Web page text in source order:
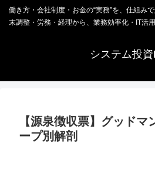
働き方・会社制度・お金の“実務”を、仕組み
末調整・労務・経理から、業務効率化・IT活
システム投
【源泉徴収票】グッドマ
ープ別解剖